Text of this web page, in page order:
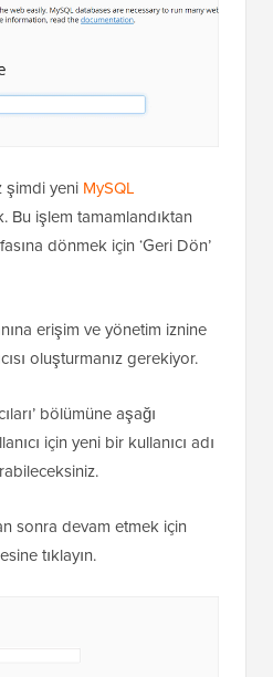
şimdi yeni MySQL
Bu işlem tamamlandıktan
dönmek için ‘Geri Dön’
erişim ve yönetim iznine
oluşturmanız gerekiyor.
bölümüne aşağı
için yeni bir kullanıcı adı
sonra devam etmek için
tıklayın.